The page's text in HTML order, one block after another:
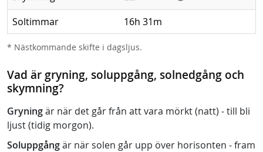
Soltimmar 16h 31m
* Nästkommande skifte i dagsljus.
Vad är gryning, soluppgång, solnedgång och
skymning?
Gryningär när det går från att vara mörkt (natt) - till bli
ljust (tidig morgon).
Soluppgångär när solen går upp över horisonten - fram